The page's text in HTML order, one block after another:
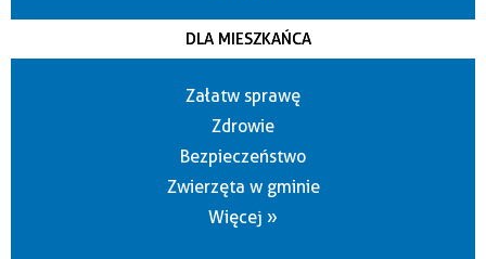
DLA MIESZKAŃCA
Załatw sprawę
Zdrowie
Bezpieczeństwo
Zwierzęta w gminie
Więcej »